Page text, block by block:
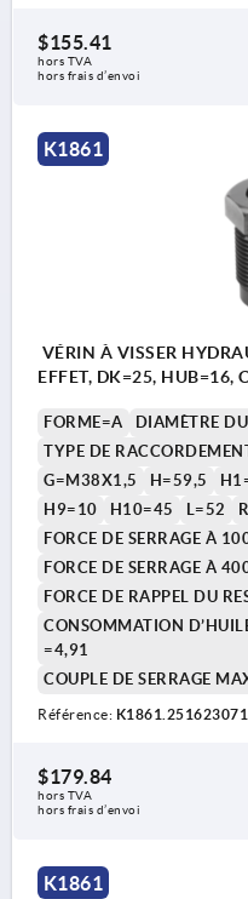
$155.41
hors TVA
hors frais d’envoi
K1861
VÉRIN À VISSER
EFFET, DK=25, HUB=16,
FORME=A DIAMÈTRE
TYPE DE
G=M38X1,5
H=59,5
H9=10
H10=45 L=52
FORCE DE SERRAGE À
FORCE DE SERRAGE À
FORCE DE RAPPEL DU
CONSOMMATION
=4,91
COUPLE DE SERRAGE
Référence:
$179.84
hors TVA
hors frais d’envoi
K1861